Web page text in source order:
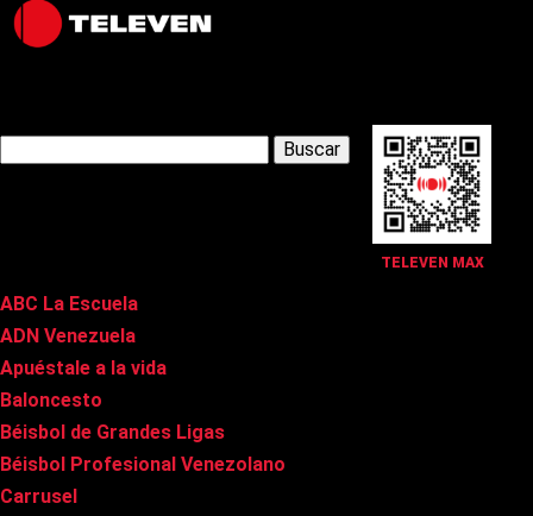
TELEVEN MAX
Latest Posts
ABC La Escuela
ADN Venezuela
Apuéstale a la vida
Baloncesto
Béisbol de Grandes Ligas
Béisbol Profesional Venezolano
Carrusel